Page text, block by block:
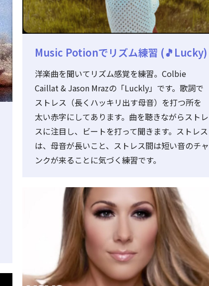
Music Potionでリズム練習 (🎵Lucky)
洋楽曲を聞いてリズム感覚を練習。Colbie
Caillat & Jason Mrazの「Luckly」です。歌詞で
ストレス（長くハッキリ出す母音）を打つ所を
太い赤字にしてあります。曲を聴きながらストレ
スに注目し、ビートを打って聞きます。ストレス
は、母音が長いこと、ストレス間は短い音のチャ
ンクが来ることに気づく練習です。